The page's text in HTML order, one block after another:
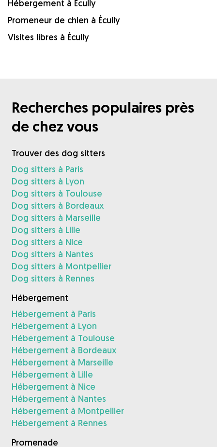
Hébergement à Écully
Promeneur de chien à Écully
Visites libres à Écully
Recherches populaires près
de chez vous
Trouver des dog sitters
Dog sitters à Paris
Dog sitters à Lyon
Dog sitters à Toulouse
Dog sitters à Bordeaux
Dog sitters à Marseille
Dog sitters à Lille
Dog sitters à Nice
Dog sitters à Nantes
Dog sitters à Montpellier
Dog sitters à Rennes
Hébergement
Hébergement à Paris
Hébergement à Lyon
Hébergement à Toulouse
Hébergement à Bordeaux
Hébergement à Marseille
Hébergement à Lille
Hébergement à Nice
Hébergement à Nantes
Hébergement à Montpellier
Hébergement à Rennes
Promenade